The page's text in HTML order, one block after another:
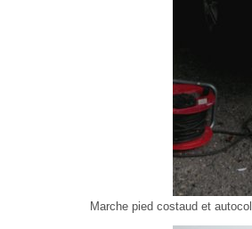
Marche pied costaud et